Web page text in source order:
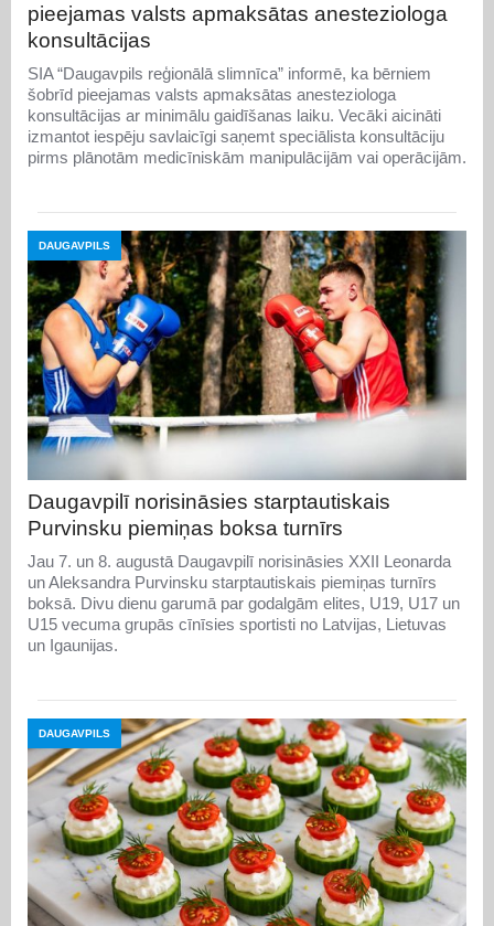
pieejamas valsts apmaksātas anesteziologa
konsultācijas
SIA “Daugavpils reģionālā slimnīca” informē, ka bērniem
šobrīd pieejamas valsts apmaksātas anesteziologa
konsultācijas ar minimālu gaidīšanas laiku. Vecāki aicināti
izmantot iespēju savlaicīgi saņemt speciālista konsultāciju
pirms plānotām medicīniskām manipulācijām vai operācijām.
DAUGAVPILS
Daugavpilī norisināsies starptautiskais
Purvinsku piemiņas boksa turnīrs
Jau 7. un 8. augustā Daugavpilī norisināsies XXII Leonarda
un Aleksandra Purvinsku starptautiskais piemiņas turnīrs
boksā. Divu dienu garumā par godalgām elites, U19, U17 un
U15 vecuma grupās cīnīsies sportisti no Latvijas, Lietuvas
un Igaunijas.
DAUGAVPILS